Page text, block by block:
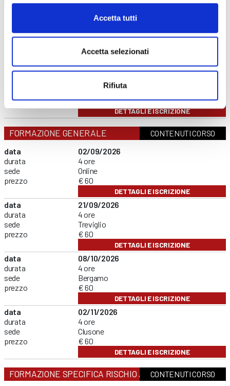
Accetta tutti
Accetta selezionati
Rifiuta
sede
08/09/2026
Curno
€ 140
DETTAGLI E ISCRIZIONE
data
prezzo
01/12/2026
Clusone
€ 140
DETTAGLI E ISCRIZIONE
FORMAZIONE GENERALE
CONTENUTI CORSO
data
durata
sede
prezzo
02/09/2026
4 ore
Online
€ 60
DETTAGLI E ISCRIZIONE
data
durata
sede
prezzo
21/09/2026
4 ore
Treviglio
€ 60
DETTAGLI E ISCRIZIONE
data
durata
sede
prezzo
08/10/2026
4 ore
Bergamo
€ 60
DETTAGLI E ISCRIZIONE
data
durata
sede
prezzo
02/11/2026
4 ore
Clusone
€ 60
DETTAGLI E ISCRIZIONE
FORMAZIONE SPECIFICA RISCHIO ALTOCONTENUTI CORSO